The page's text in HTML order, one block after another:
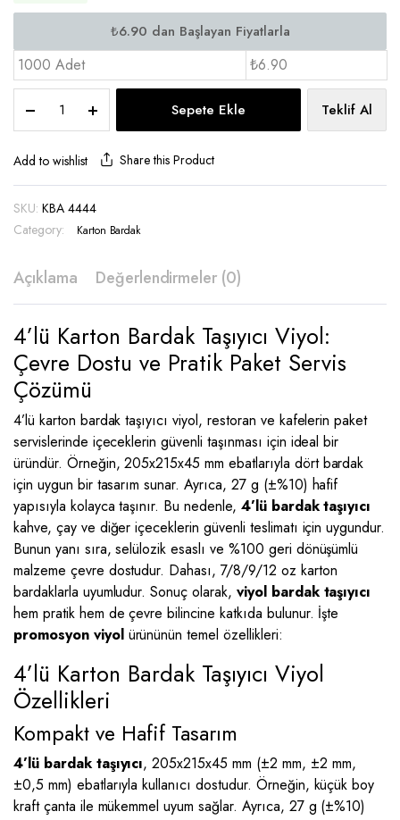
1000 Adet ₺6.90
4'lü
Bardak
Taşıyıcı
4444
quantity
Sepete Ekle Teklif Al
Add to wishlist Share this Product
SKU: KBA 4444
Category:
Karton Bardak
Açıklama Değerlendirmeler (0)
4’lü Karton Bardak Taşıyıcı Viyol:
Çevre Dostu ve Pratik Paket Servis
Çözümü
4’lü karton bardak taşıyıcı viyol, restoran ve kafelerin paket
servislerinde içeceklerin güvenli taşınması için ideal bir
üründür. Örneğin, 205x215x45 mm ebatlarıyla dört bardak
için uygun bir tasarım sunar. Ayrıca, 27 g (±%10) hafif
yapısıyla kolayca taşınır. Bu nedenle, 4’lü bardak taşıyıcı
kahve, çay ve diğer içeceklerin güvenli teslimatı için uygundur.
Bunun yanı sıra, selülozik esaslı ve %100 geri dönüşümlü
malzeme çevre dostudur. Dahası, 7/8/9/12 oz karton
bardaklarla uyumludur. Sonuç olarak, viyol bardak taşıyıcı
hem pratik hem de çevre bilincine katkıda bulunur. İşte
promosyon viyolürününün temel özellikleri:
4’lü Karton Bardak Taşıyıcı Viyol
Özellikleri
Kompakt ve Hafif Tasarım
4’lü bardak taşıyıcı, 205x215x45 mm (±2 mm, ±2 mm,
±0,5 mm) ebatlarıyla kullanıcı dostudur. Örneğin, küçük boy
kraft çanta ile mükemmel uyum sağlar. Ayrıca, 27 g (±%10)